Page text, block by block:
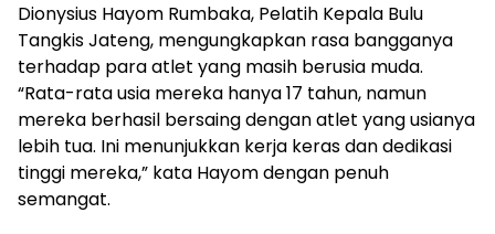
Dionysius Hayom Rumbaka, Pelatih Kepala Bulu
Tangkis Jateng, mengungkapkan rasa bangganya
terhadap para atlet yang masih berusia muda.
“Rata-rata usia mereka hanya 17 tahun, namun
mereka berhasil bersaing dengan atlet yang usianya
lebih tua. Ini menunjukkan kerja keras dan dedikasi
tinggi mereka,” kata Hayom dengan penuh
semangat.